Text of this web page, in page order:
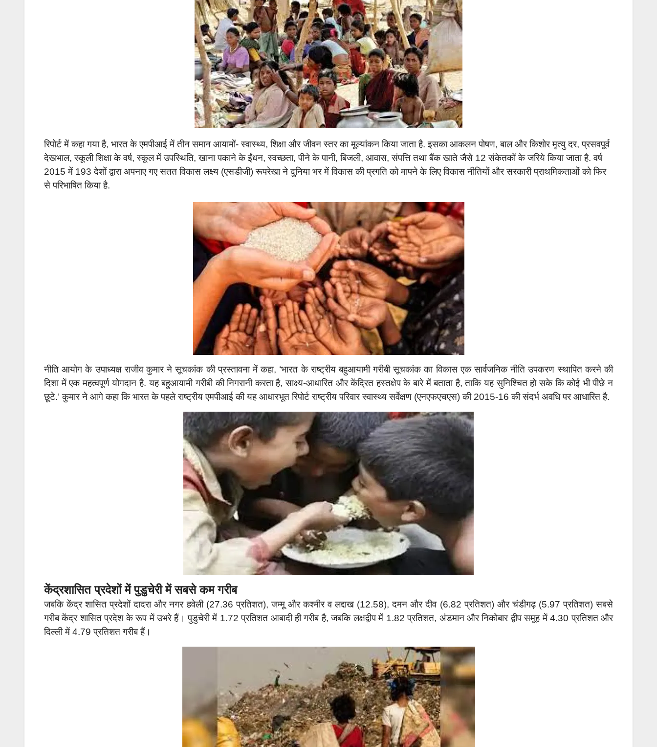
रिपोर्ट में कहा गया है, भारत के एमपीआई में तीन समान आयामों- स्वास्थ्य, शिक्षा और जीवन स्तर का मूल्यांकन किया जाता है. इसका आकलन पोषण, बाल और किशोर मृत्यु दर, प्रसवपूर्व
देखभाल, स्कूली शिक्षा के वर्ष, स्कूल में उपस्थिति, खाना पकाने के ईंधन, स्वच्छता, पीने के पानी, बिजली, आवास, संपत्ति तथा बैंक खाते जैसे 12 संकेतकों के जरिये किया जाता है. वर्ष
2015 में 193 देशों द्वारा अपनाए गए सतत विकास लक्ष्य (एसडीजी) रूपरेखा ने दुनिया भर में विकास की प्रगति को मापने के लिए विकास नीतियों और सरकारी प्राथमिकताओं को फिर
से परिभाषित किया है.
नीति आयोग के उपाध्यक्ष राजीव कुमार ने सूचकांक की प्रस्तावना में कहा, ‘भारत के राष्ट्रीय बहुआयामी गरीबी सूचकांक का विकास एक सार्वजनिक नीति उपकरण स्थापित करने की
दिशा में एक महत्वपूर्ण योगदान है. यह बहुआयामी गरीबी की निगरानी करता है, साक्ष्य-आधारित और केंद्रित हस्तक्षेप के बारे में बताता है, ताकि यह सुनिश्चित हो सके कि कोई भी पीछे न
छूटे.’ कुमार ने आगे कहा कि भारत के पहले राष्ट्रीय एमपीआई की यह आधारभूत रिपोर्ट राष्ट्रीय परिवार स्वास्थ्य सर्वेक्षण (एनएफएचएस) की 2015-16 की संदर्भ अवधि पर आधारित है.
केंद्रशासित प्रदेशों में पुडुचेरी में सबसे कम गरीब
जबकि केंद्र शासित प्रदेशों दादरा और नगर हवेली (27.36 प्रतिशत), जम्मू और कश्मीर व लद्दाख (12.58), दमन और दीव (6.82 प्रतिशत) और चंडीगढ़ (5.97 प्रतिशत) सबसे
गरीब केंद्र शासित प्रदेश के रूप में उभरे हैं। पुडुचेरी में 1.72 प्रतिशत आबादी ही गरीब है, जबकि लक्षद्वीप में 1.82 प्रतिशत, अंडमान और निकोबार द्वीप समूह में 4.30 प्रतिशत और
दिल्ली में 4.79 प्रतिशत गरीब हैं।